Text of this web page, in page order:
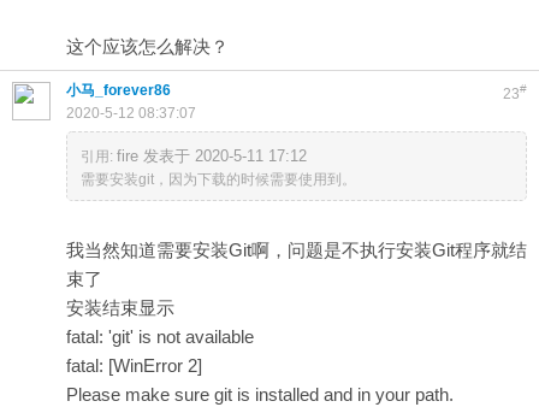
这个应该怎么解决？
23#
小马_forever86
2020-5-12 08:37:07
引用: fire 发表于 2020-5-11 17:12
需要安装git，因为下载的时候需要使用到。
我当然知道需要安装Git啊，问题是不执行安装Git程序就结
束了
安装结束显示
fatal: 'git' is not available
fatal: [WinError 2]
Please make sure git is installed and in your path.